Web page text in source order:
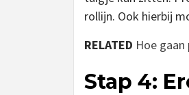
rollijn. Ook hierbij
RELATED Hoe
Stap 4: